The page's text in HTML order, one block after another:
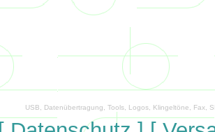
USB, Datenübertragung, Tools, Logos, Klingeltöne, Fax,